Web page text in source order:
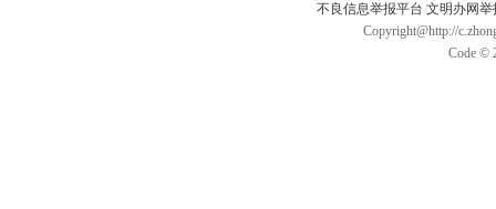
不良信息举报平台 文明办网
Copyright@http://
Code ©